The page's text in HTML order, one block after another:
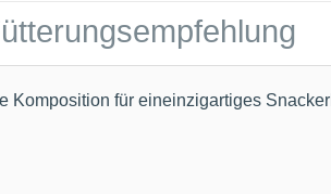
für eineinzigartiges